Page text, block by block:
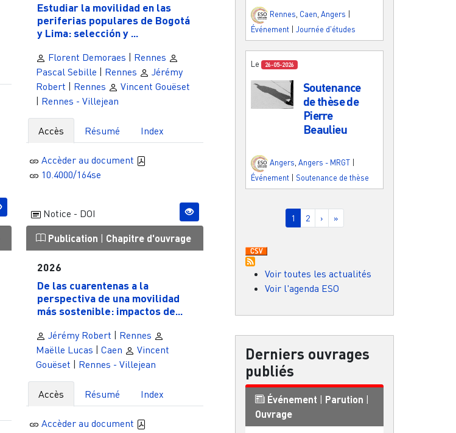
Estudiar la movilidad en las
periferias populares de Bogotá
y Lima: selección y ...
Florent Demoraes | Rennes
Pascal Sebille | Rennes
Jérémy
Robert | Rennes
Vincent Gouëset
| Rennes - Villejean
Accès Résumé Index
Accèder au document
10.4000/164se
Notice - DOI
Publication | Chapitre d'ouvrage
2026
De las cuarentenas a la
perspectiva de una movilidad
más sostenible: impactos de...
Jérémy Robert
Rennes
Maëlle Lucas |Caen
Vincent
Gouëset
Rennes - Villejean
Accès Résumé Index
Accèder au document
Rennes, Caen, Angers
Événement
Journée d'études
Le 26-05-2026
Soutenance
de thèse de
Pierre
Beaulieu
Angers Angers - MRGT
Événement | Soutenance de thèse
Pagination
Page courante
1 Page
2 Page suivante
› Dernière page
»
Voir toutes les actualités
Voir l'agenda ESO
Derniers ouvrages
publiés
Événement | Parution |
Ouvrage